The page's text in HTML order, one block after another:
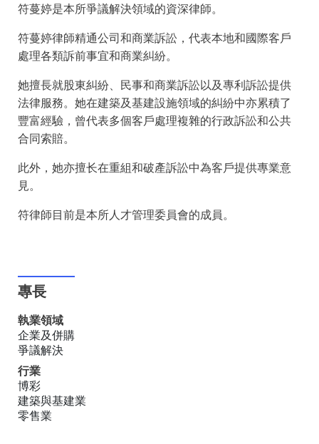
符蔓婷是本所爭議解決領域的資深律師。
符蔓婷律師精通公司和商業訴訟，代表本地和國際客戶
處理各類訴前事宜和商業糾紛。
她擅長就股東糾紛、民事和商業訴訟以及專利訴訟提供
法律服務。她在建築及基建設施領域的糾紛中亦累積了
豐富經驗，曾代表多個客戶處理複雜的行政訴訟和公共
合同索賠。
此外，她亦擅长在重組和破產訴訟中為客戶提供專業意
見。
符律師目前是本所人才管理委員會的成員。
專長
執業領域
企業及併購
爭議解決
行業
博彩
建築與基建業
零售業